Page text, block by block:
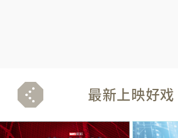
最新上映好戏